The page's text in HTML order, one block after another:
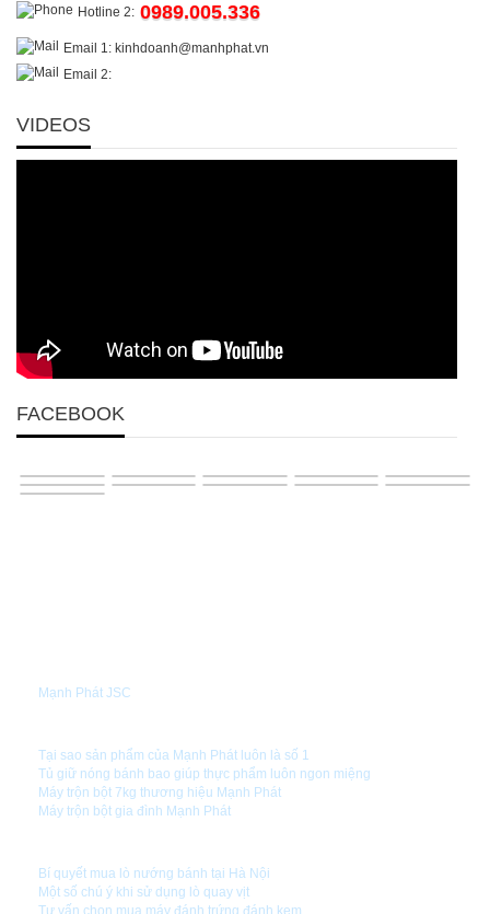
Hotline 2: 0989.005.336
Email 1: kinhdoanh@manhphat.vn
Email 2:
VIDEOS
FACEBOOK
Mạnh Phát JSC
Tại sao sản phẩm của Mạnh Phát luôn là số 1
Tủ giữ nóng bánh bao giúp thực phẩm luôn ngon miệng
Máy trộn bột 7kg thương hiệu Mạnh Phát
Máy trộn bột gia đình Mạnh Phát
Bí quyết mua lò nướng bánh tại Hà Nội
Một số chú ý khi sử dụng lò quay vịt